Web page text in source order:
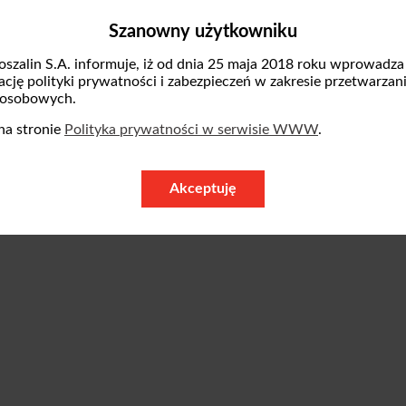
Szanowny użytkowniku
S.A. informuje, iż od dnia 25 maja 2018 roku wprowadza
polityki prywatności i zabezpieczeń w zakresie
stronie Polityka prywatności w serwisie WWW.
Akceptuję
i nowatorskie brzmienie. Zespół
jak i współczesnych nurtów, co czyni
spotkało się z uznaniem zarówno wśród
przyszłość na międzynarodowej
Omasta - Jazz Report from the Hood